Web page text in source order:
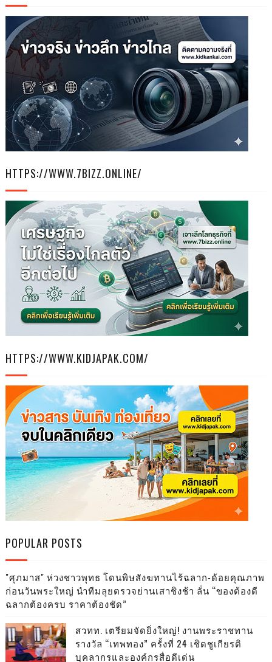
HTTPS://WWW.7BIZZ.ONLINE/
HTTPS://WWW.KIDJAPAK.COM/
POPULAR POSTS
"ศุภมาส" ห่วงชาวพุทธ โดนพิษสังฆทานไร้ฉลาก-ด้อยคุณภาพ
ก่อนวันพระใหญ่ นำทีมลุยตรวจย่านเสาชิงช้า ลั่น “ของต้องดี
ฉลากต้องครบ ราคาต้องชัด”
สวทท. เตรียมจัดยิ่งใหญ่! งานพระราชทาน
รางวัล “เทพทอง” ครั้งที่ 24 เชิดชูเกียรติ
บุคลากรและองค์กรสื่อดีเด่น